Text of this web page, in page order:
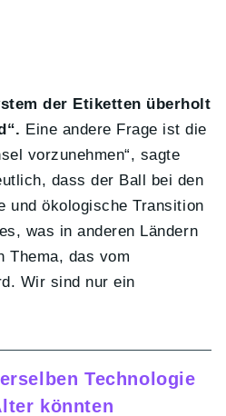
der Etiketten überholt
Eine andere Frage ist die
vorzunehmen“, sagte
dass der Ball bei den
und ökologische Transition
was in anderen Ländern
Thema, das vom
Wir sind nur ein
Technologie
könnten